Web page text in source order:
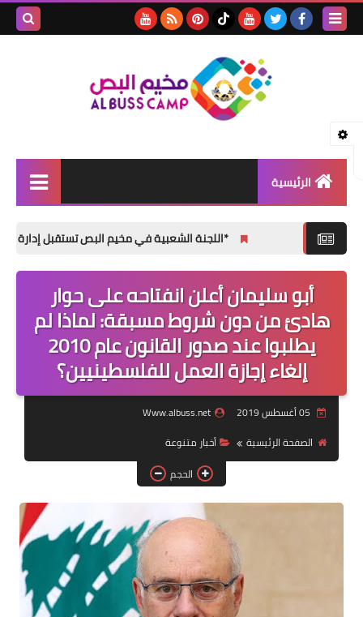
الرئيسية
تقارير
ثفافة و فنون
المناسبات الإجتماعية
لك سيدتي
*اللجنة الشعبية في مخيم البص تستقبل إدارة المعهد
أبو سليمان أعلن انفتاحه على حوار
هادئ من دون شروط مسبقة: لماذا لم
يطلبوا عند صدور القانون عام 2010
إلغاء إجازة العمل للفلسطينيين؟
Www.albuss.net
الصفحة الرئيسية
أخبار متنوعة
الحجم